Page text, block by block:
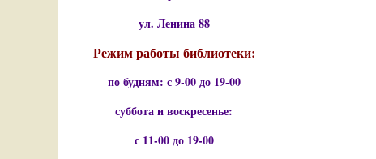
ул. Ленина 88
Режим работы библиотеки:
по будням: с 9-00 до 19-00
суббота и воскресенье:
с 11-00 до 19-00